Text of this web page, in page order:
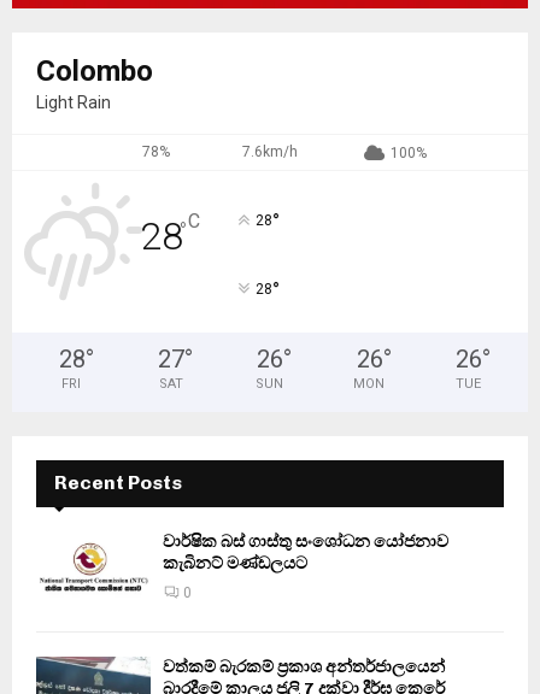
Colombo
Light Rain
78% 7.6km/h 100%
28°C 28°
28°
28°
FRI
27°
SAT
26°
SUN
26°
MON
26°
TUE
Recent Posts
වාර්ෂික බස් ගාස්තු සංශෝධන යෝජනාව
කැබිනට් මණ්ඩලයට
0
වත්කම් බැරකම් ප්‍රකාශ අන්තර්ජාලයෙන්
බාරදීමේ කාලය ජූලි 7 දක්වා දීර්ඝ කෙරේ